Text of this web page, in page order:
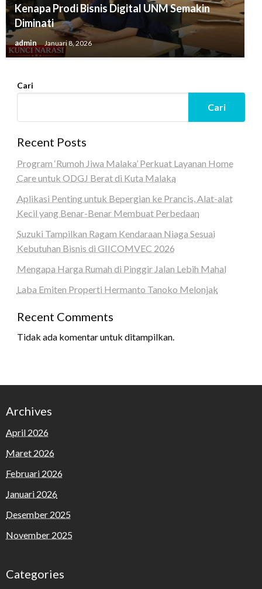
Kenapa Prodi Bisnis Digital UNM Semakin
Diminati
admin Januari 8, 2026
Cari
Cari
Recent Posts
Program ‘Rumoh Jiwa Malaka’ Perkuat Layanan Home
Care untuk ODGJ Berat di Kuta Malaka
Aplikasi Penting untuk Bepergian ke Prancis, Alat-alat
Kecil yang Benar-Benar Membuat Perbedaan
Suzuki Tampilkan Ragam Kendaraan Niaga Sesuai
Kebutuhan Bisnis di GIICOMVEC 2026
Mengapa Harga Rumah di Pinggir Jalan Lebih Mahal
Laba Emiten Properti Hermanto Tanoko Melonjak
Recent Comments
Tidak ada komentar untuk ditampilkan.
Archives
April 2026
Maret 2026
Februari 2026
Januari 2026
Desember 2025
November 2025
Categories